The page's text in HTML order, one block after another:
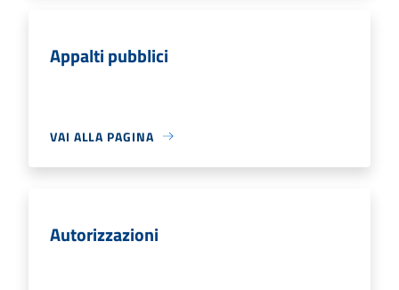
Appalti pubblici
VAI ALLA PAGINA
Autorizzazioni